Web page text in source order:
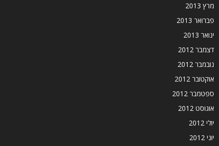
מרץ 2013
פברואר 2013
ינואר 2013
דצמבר 2012
נובמבר 2012
אוקטובר 2012
ספטמבר 2012
אוגוסט 2012
יולי 2012
יוני 2012